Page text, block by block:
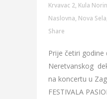
Krvavac 2, Kula
Naslovna, Nova Sela
Share
Prije četiri
Neretvanskog
na koncertu u
FESTIVALA